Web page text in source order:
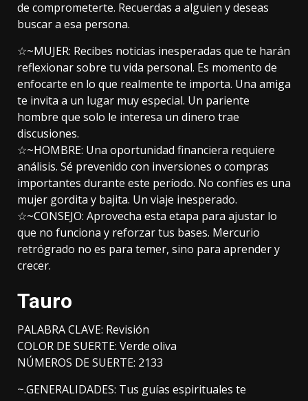
de comprometerte. Recuerdas a alguien y deseas
buscar a esa persona.
☆~MUJER: Recibes noticias inesperadas que te harán
reflexionar sobre tu vida personal. Es momento de
enfocarte en lo que realmente te importa. Una amiga
te invita a un lugar muy especial. Un pariente
hombre que solo le interesa un dinero trae
discusiones.
☆~HOMBRE: Una oportunidad financiera requiere
análisis. Sé prevenido con inversiones o compras
importantes durante este período. No confíes es una
mujer gordita y bajita. Un viaje inesperado.
☆~CONSEJO: Aprovecha esta etapa para ajustar lo
que no funciona y reforzar tus bases. Mercurio
retrógrado no es para temer, sino para aprender y
crecer.
Tauro
PALABRA CLAVE: Revisión
COLOR DE SUERTE: Verde oliva
NÚMEROS DE SUERTE: 2133
~.GENERALIDADES: Tus guías espirituales te